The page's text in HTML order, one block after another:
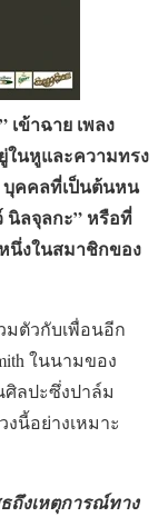
เข้าฉาย เพลง
ในหูและความทรง
คคลที่เป็นต้นหน
นิลจุลกะ” หรือที่
นึ่งในสมาชิกของ
มตัวกับเพื่อนอีก
ในนามของ
ศิลปะซึ่งปาล์ม
นี้อย่างเหมาะ
ถึงเหตุการณ์ทาง